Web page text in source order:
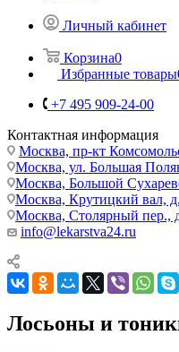
Личный кабинет
Корзина0
Избранные товары
+7 495 909-24-00
Контактная информация
Москва, пр-кт
Москва, ул. Большая
Москва, Большой
Москва, Крутицкий вал,
Москва, Столярный пер.,
info@lekarstva24.ru
Лосьоны и